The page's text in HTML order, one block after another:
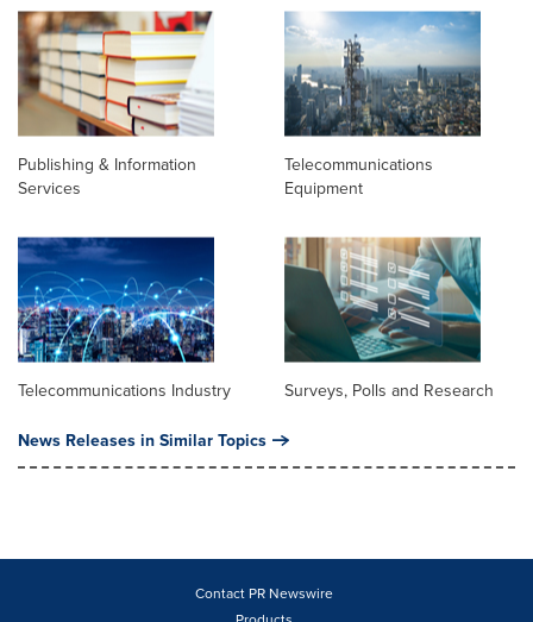
Publishing & Information
Services
Telecommunications
Equipment
Telecommunications Industry Surveys, Polls and Research
News Releases in Similar Topics
Contact PR Newswire